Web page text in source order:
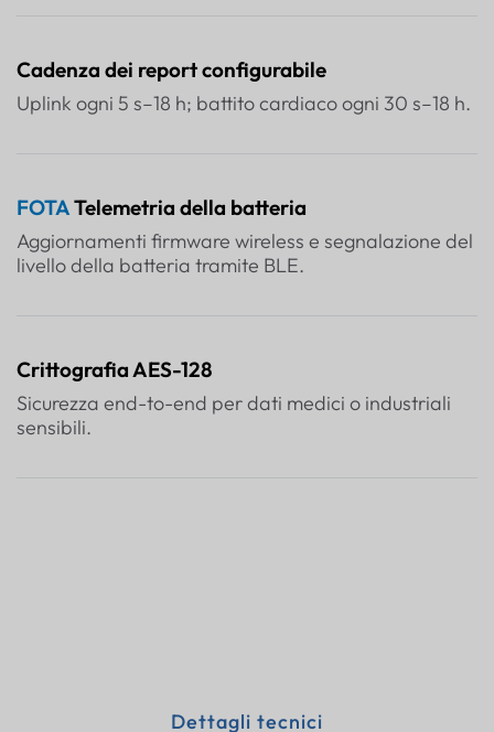
Cadenza dei report configurabile
Uplink ogni 5 s–18 h; battito cardiaco ogni 30 s–18 h.
FOTATelemetria della batteria
Aggiornamenti firmware wireless e segnalazione del
livello della batteria tramite BLE.
Crittografia AES-128
Sicurezza end-to-end per dati medici o industriali
sensibili.
Dettagli tecnici